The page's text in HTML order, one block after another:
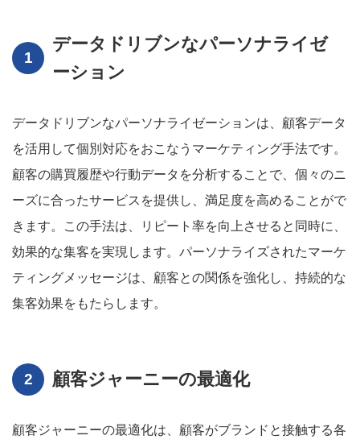
データドリブンなパーソナライゼ
ーション
データドリブンなパーソナライゼーションは、顧客データ
を活用して個別対応をおこなうマーケティング手法です。
顧客の購買履歴や行動データを分析することで、個々のニ
ーズに合ったサービスを提供し、満足度を高めることがで
きます。この手法は、リピート率を向上させると同時に、
効果的な集客を実現します。パーソナライズされたマーケ
ティングメッセージは、顧客との関係を強化し、持続的な
集客効果をもたらします。
顧客ジャーニーの最適化
顧客ジャーニーの最適化は、顧客がブランドと接触する各